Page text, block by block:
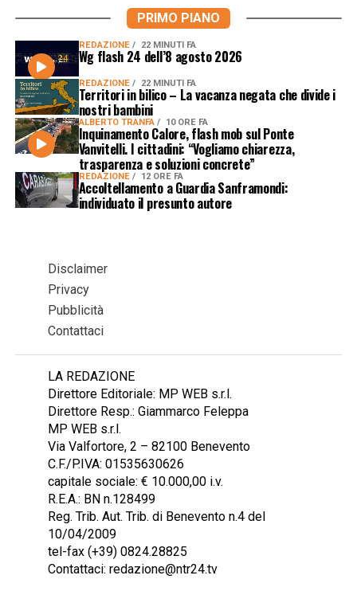
PRIMO PIANO
REDAZIONE 22 MINUTI FA
Wg flash 24 dell’8 agosto 2026
REDAZIONE 22 MINUTI FA
Territori in bilico – La vacanza negata che divide i
nostri bambini
ALBERTO TRANFA 10 ORE FA
Inquinamento Calore, flash mob sul Ponte
Vanvitelli. I cittadini: “Vogliamo chiarezza,
trasparenza e soluzioni concrete”
REDAZIONE 12 ORE FA
Accoltellamento a Guardia Sanframondi:
individuato il presunto autore
Disclaimer
Privacy
Pubblicità
Contattaci
LA REDAZIONE
Direttore Editoriale: MP WEB s.r.l.
Direttore Resp.: Giammarco Feleppa
MP WEB s.r.l.
Via Valfortore, 2 – 82100 Benevento
C.F./P.IVA: 01535630626
capitale sociale: € 10.000,00 i.v.
R.E.A.: BN n.128499
Reg. Trib. Aut. Trib. di Benevento n.4 del
10/04/2009
tel-fax (+39) 0824.28825
Contattaci: redazione@ntr24.tv